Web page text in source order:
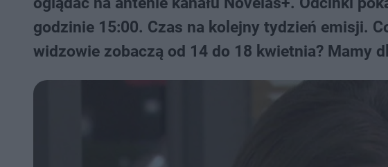
godzinie 15:00. Czas na kolejny tydzień emisji.
widzowie zobaczą od 14 do 18 kwietnia? Mamy